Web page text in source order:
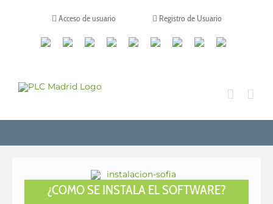
Acceso de usuario Registro de Usuario
CanalesLinkedinYoutubeTiktokFacebookInstagram
X TwitchContacto
¿COMO SE INSTALA EL SOFTWARE?